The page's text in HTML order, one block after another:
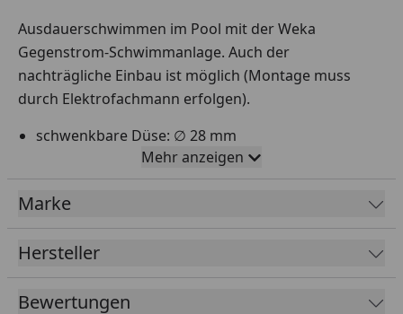
Ausdauerschwimmen im Pool mit der Weka
Gegenstrom-Schwimmanlage. Auch der
nachträgliche Einbau ist möglich (Montage muss
durch Elektrofachmann erfolgen).
schwenkbare Düse: ∅ 28 mm
Wasserfördermenge: ca. 21 m³/h
Ausströmgeschwindigkeit: ca. 0,8 m/s
Mehr anzeigen
Marke
Hersteller
Bewertungen